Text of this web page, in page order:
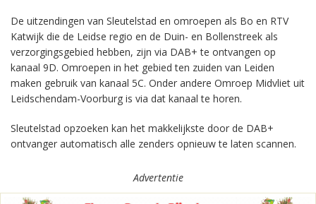
De uitzendingen van Sleutelstad en omroepen als Bo en RTV
Katwijk die de Leidse regio en de Duin- en Bollenstreek als
verzorgingsgebied hebben, zijn via DAB+ te ontvangen op
kanaal 9D. Omroepen in het gebied ten zuiden van Leiden
maken gebruik van kanaal 5C. Onder andere Omroep Midvliet uit
Leidschendam-Voorburg is via dat kanaal te horen.
Sleutelstad opzoeken kan het makkelijkste door de DAB+
ontvanger automatisch alle zenders opnieuw te laten scannen.
Advertentie